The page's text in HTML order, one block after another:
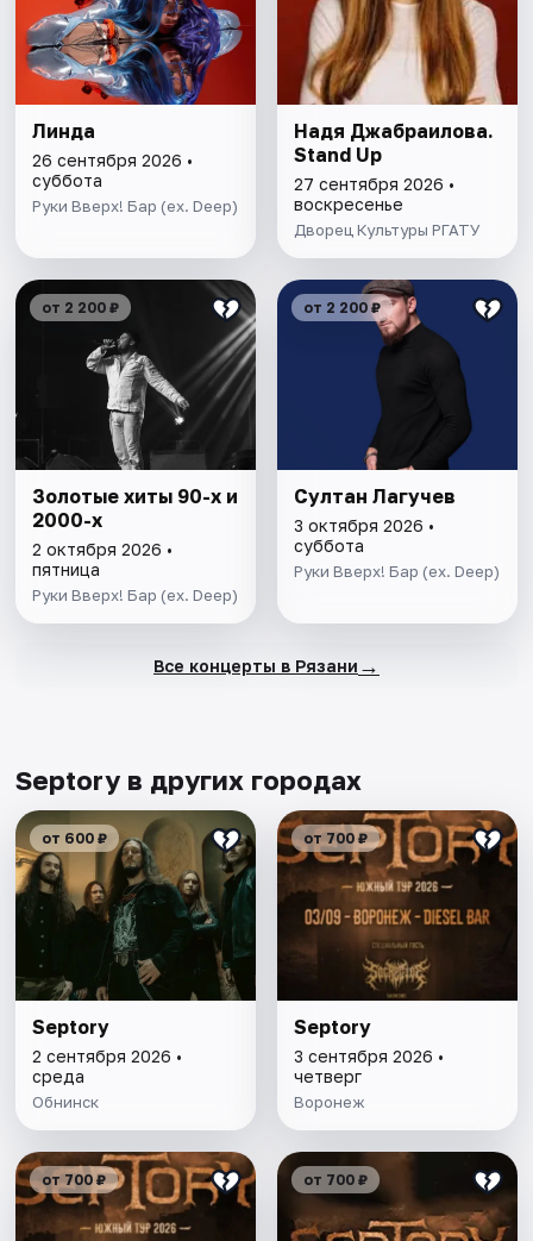
Линда
26 сентября 2026 •
суббота
Руки Вверх! Бар (ex. Deep)
Надя Джабраилова.
Stand Up
27 сентября 2026 •
воскресенье
Дворец Культуры РГАТУ
от 2 200 ₽
Золотые хиты 90-х и
2000-х
2 октября 2026 •
пятница
Руки Вверх! Бар (ex. Deep)
от 2 200 ₽
Султан Лагучев
3 октября 2026 •
суббота
Руки Вверх! Бар (ex. Deep)
Все концерты в Рязани →
Septory в других городах
от 600 ₽
Septory
2 сентября 2026 •
среда
Обнинск
от 700 ₽
Septory
3 сентября 2026 •
четверг
Воронеж
от 700 ₽ от 700 ₽